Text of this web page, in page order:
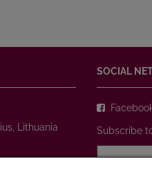
Lithuania
SOCIAL
Subscribe